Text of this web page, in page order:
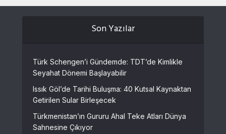
Son Yazılar
Türk Schengen’i Gündemde: TDT’de Kimlikle
Seyahat Dönemi Başlayabilir
Issık Göl’de Tarihi Buluşma: 40 Kutsal Kaynaktan
Getirilen Sular Birleşecek
Türkmenistan’ın Gururu Ahal Teke Atları Dünya
Sahnesine Çıkıyor